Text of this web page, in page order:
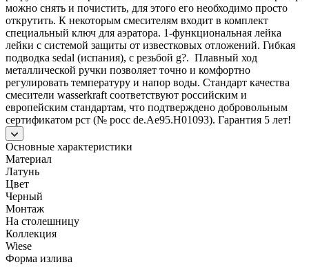
можно снять и почистить, для этого его необходимо просто
открутить. К некоторым смесителям входит в комплект
специальный ключ для аэратора. 1-функциональная лейка
лейки с системой защиты от известковых отложений. Гибкая
подводка sedal (испания), с резьбой g?. Плавный ход
металлической ручки позволяет точно и комфортно
регулировать температуру и напор воды. Стандарт качества
смесители wasserkraft соответствуют российским и
европейским стандартам, что подтверждено добровольным
сертификатом рст (№ росс de.Ae95.H01093). Гарантия 5 лет!
Основные характеристики
Материал
Латунь
Цвет
Черный
Монтаж
На столешницу
Коллекция
Wiese
Форма излива